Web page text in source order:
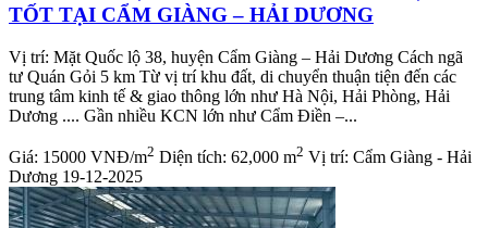
TỐT TẠI CẨM GIÀNG – HẢI DƯƠNG
Vị trí: Mặt Quốc lộ 38, huyện Cẩm Giàng – Hải Dương Cách ngã
tư Quán Gỏi 5 km Từ vị trí khu đất, di chuyển thuận tiện đến các
trung tâm kinh tế & giao thông lớn như Hà Nội, Hải Phòng, Hải
Dương .... Gần nhiều KCN lớn như Cẩm Điền –...
Giá: 15000 VNĐ/m2 Diện tích: 62,000 m2 Vị trí: Cẩm Giàng - Hải
Dương 19-12-2025